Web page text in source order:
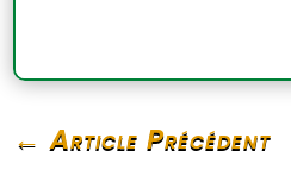
←Article Précédent